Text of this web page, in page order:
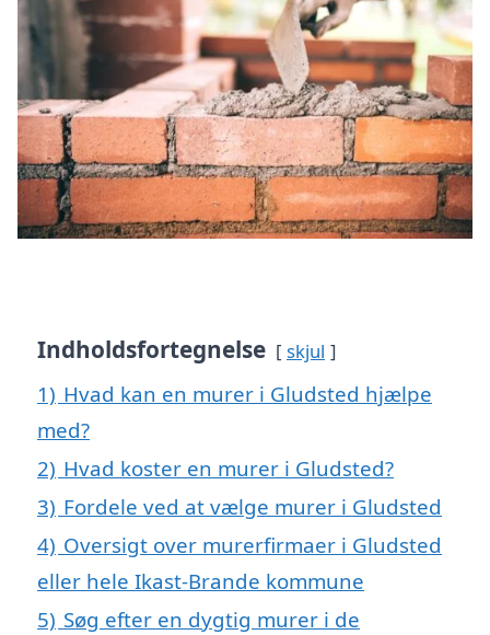
Indholdsfortegnelse skjul
1) Hvad kan en murer i Gludsted hjælpe
med?
2) Hvad koster en murer i Gludsted?
3) Fordele ved at vælge murer i Gludsted
4) Oversigt over murerfirmaer i Gludsted
eller hele Ikast-Brande kommune
5) Søg efter en dygtig murer i de